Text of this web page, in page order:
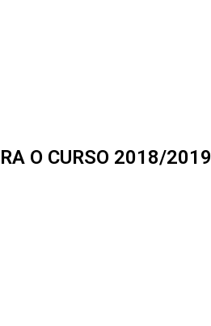
O CURSO 2018/2019